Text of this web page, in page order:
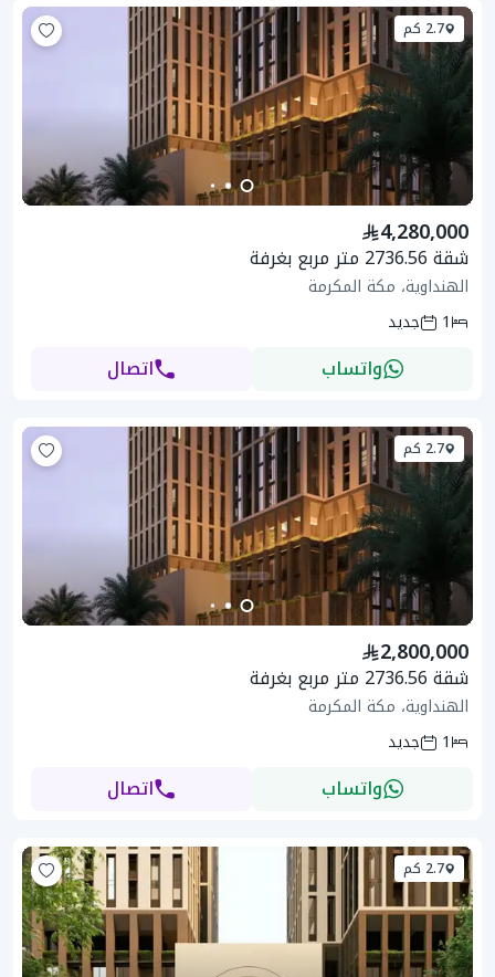
2.7 كم
4,280,000
شقة 2736.56 متر مربع بغرفة
الهنداوية، مكة المكرمة
1
جديد
واتساب اتصال
2.7 كم
2,800,000
شقة 2736.56 متر مربع بغرفة
الهنداوية، مكة المكرمة
1
جديد
واتساب اتصال
2.7 كم